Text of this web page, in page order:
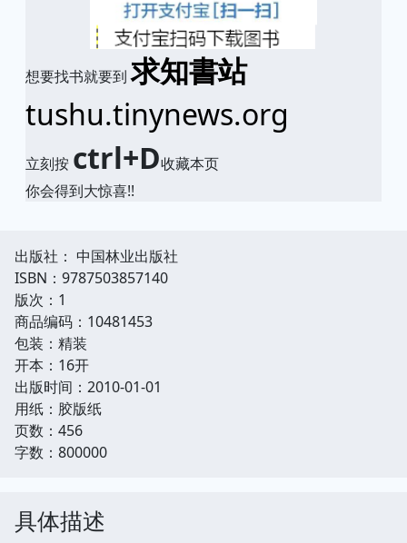
想要找书就要到求知書站
tushu.tinynews.org
立刻按 ctrl+D收藏本页
你会得到大惊喜!!
出版社： 中国林业出版社
ISBN：9787503857140
版次：1
商品编码：10481453
包装：精装
开本：16开
出版时间：2010-01-01
用纸：胶版纸
页数：456
字数：800000
具体描述